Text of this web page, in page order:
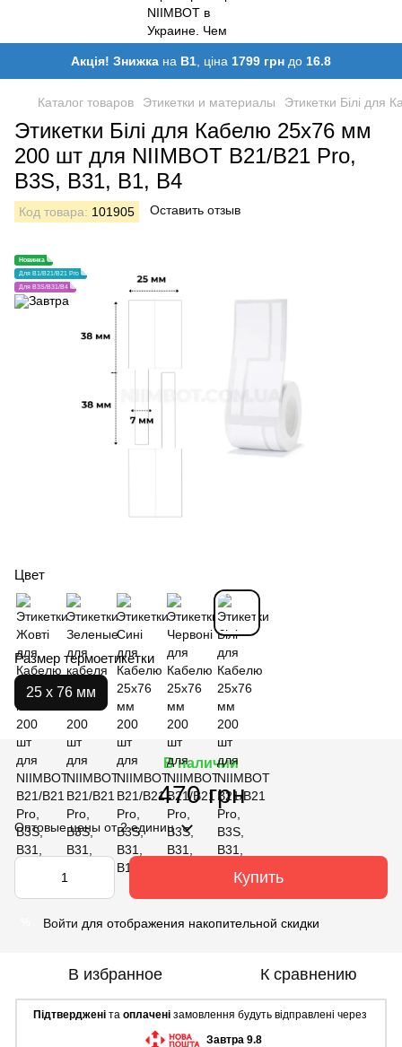
Акція! Знижка на B1 , ціна 1799 грн до 16.8
Каталог товаров Этикетки и материалы Этикетки Білі
Этикетки Білі для Кабелю 25х76 мм
200 шт для NIIMBOT В21/B21 Pro,
B3S, B31, B1, B4
Код товара: 101905 Оставить отзыв
Новинка
Для B1/B21/B21 Pro
Для B3S/B31/B4
Цвет
Размер термоетикетки
25 х 76 мм
В наличии
470 грн
Оптовые цены от 2 единиц
Купить
Войти для отображения накопительной скидки
В избранное К сравнению
Підтверджені та оплаченізамовлення будуть відправлені через
Завтра 9.8